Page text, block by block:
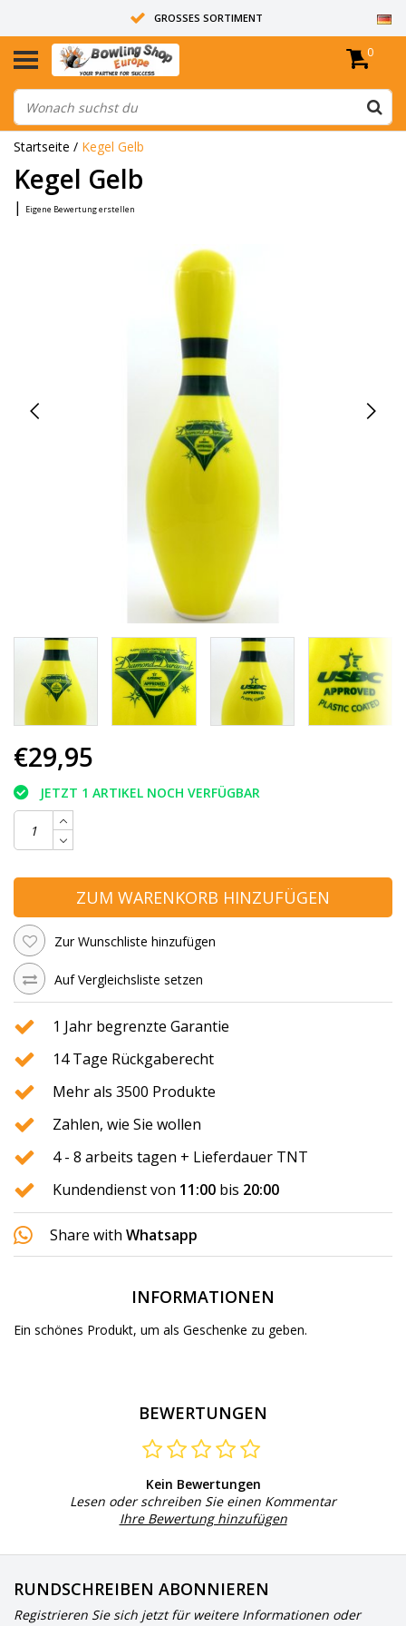
GROSSES SORTIMENT
14 TAGE RÜCKGABERECHT
ALLE BOWLINGKUGELN SIND UNGEBOHRT
0
Startseite / Kegel Gelb
Kegel Gelb
| Eigene Bewertung erstellen
€29,95
JETZT 1 ARTIKEL NOCH VERFÜGBAR
ZUM WARENKORB HINZUFÜGEN
Zur Wunschliste hinzufügen
Auf Vergleichsliste setzen
1 Jahr begrenzte Garantie
14 Tage Rückgaberecht
Mehr als 3500 Produkte
Zahlen, wie Sie wollen
4 - 8 arbeits tagen + Lieferdauer TNT
Kundendienst von 11:00 bis 20:00
Share with Whatsapp
INFORMATIONEN
Ein schönes Produkt, um als Geschenke zu geben.
BEWERTUNGEN
Kein Bewertungen
Lesen oder schreiben Sie einen Kommentar
Ihre Bewertung hinzufügen
RUNDSCHREIBEN ABONNIEREN
Registrieren Sie sich jetzt für weitere Informationen oder